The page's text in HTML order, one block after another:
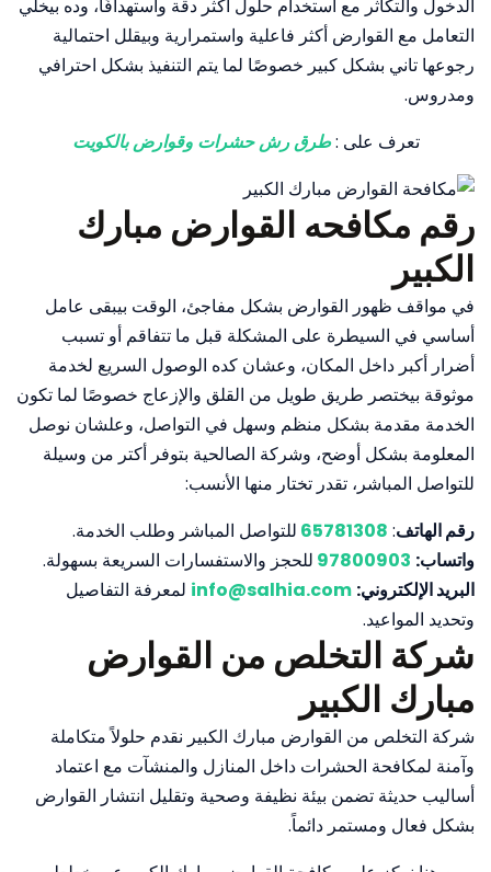
الدخول والتكاثر مع استخدام حلول أكثر دقة واستهدافًا، وده بيخلي
التعامل مع القوارض أكثر فاعلية واستمرارية وبيقلل احتمالية
رجوعها تاني بشكل كبير خصوصًا لما يتم التنفيذ بشكل احترافي
ومدروس.
تعرف على :طرق رش حشرات وقوارض بالكويت
رقم مكافحه القوارض مبارك
الكبير
في مواقف ظهور القوارض بشكل مفاجئ، الوقت بيبقى عامل
أساسي في السيطرة على المشكلة قبل ما تتفاقم أو تسبب
أضرار أكبر داخل المكان، وعشان كده الوصول السريع لخدمة
موثوقة بيختصر طريق طويل من القلق والإزعاج خصوصًا لما تكون
الخدمة مقدمة بشكل منظم وسهل في التواصل، وعلشان نوصل
المعلومة بشكل أوضح، وشركة الصالحية بتوفر أكتر من وسيلة
للتواصل المباشر، تقدر تختار منها الأنسب:
رقم الهاتف:
65781308 للتواصل المباشر وطلب الخدمة.
واتساب: 97800903 للحجز والاستفسارات السريعة بسهولة.
البريد الإلكتروني: info@salhia.com لمعرفة التفاصيل
وتحديد المواعيد.
شركة التخلص من القوارض
مبارك الكبير
شركة التخلص من القوارض مبارك الكبير نقدم حلولاً متكاملة
وآمنة لمكافحة الحشرات داخل المنازل والمنشآت مع اعتماد
أساليب حديثة تضمن بيئة نظيفة وصحية وتقليل انتشار القوارض
بشكل فعال ومستمر دائماً.